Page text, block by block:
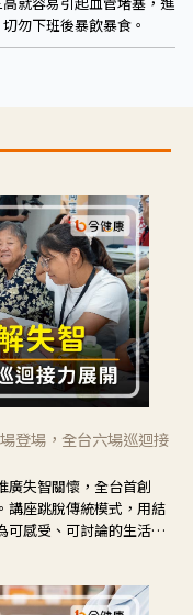
勿下班後暴飲暴食。
登場，全台六場巡迴接
廣失智關懷，全台首創
講座跳脫傳統模式，用結
可感受、可討論的生活情